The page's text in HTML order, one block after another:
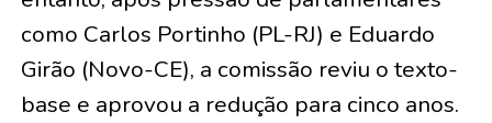
como Carlos Portinho (PL-RJ) e Eduardo
Girão (Novo-CE), a comissão reviu o texto-
base e aprovou a redução para cinco anos.